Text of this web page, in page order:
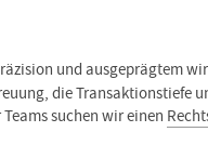
und ausgeprägtem
die Transaktionstiefe
suchen wir einen